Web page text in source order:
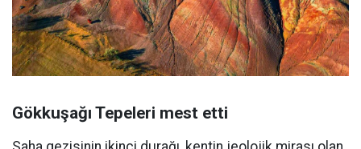
Gökkuşağı Tepeleri mest etti